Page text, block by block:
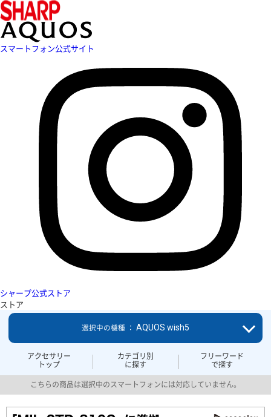
スマートフォン公式サイト
シャープ公式ストア
ストア
アクセサリー
トップ
カテゴリ別
に探す
フリーワード
で探す
選択中の機種 ： AQUOS wish5
こちらの商品は選択中のスマートフォンには対応していません。